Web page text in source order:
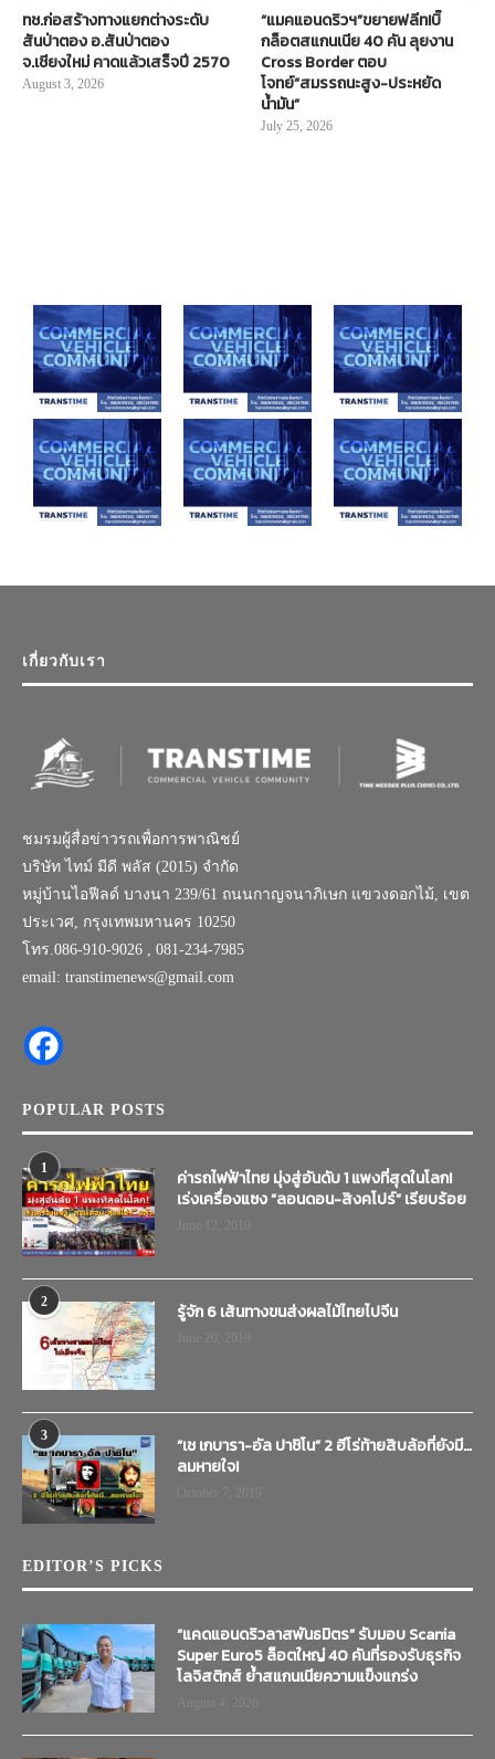
ทช.ก่อสร้างทางแยกต่างระดับ
สันป่าตอง อ.สันป่าตอง
จ.เชียงใหม่ คาดแล้วเสร็จปี 2570
August 3, 2026
“แมคแอนดริวฯ”ขยายฟลีท!บิ๊
กล็อตสแกนเนีย 40 คัน ลุยงาน
Cross Border ตอบ
โจทย์“สมรรถนะสูง-ประหยัด
น้ำมัน”
July 25, 2026
เกี่ยวกับเรา
ชมรมผู้สื่อข่าวรถเพื่อการพาณิชย์
บริษัท ไทม์ มีดี พลัส (2015) จำกัด
หมู่บ้านไอฟีลด์ บางนา 239/61 ถนนกาญจนาภิเษก แขวงดอกไม้, เขต
ประเวศ, กรุงเทพมหานคร 10250
โทร.086-910-9026 , 081-234-7985
email: transtimenews@gmail.com
POPULAR POSTS
1
ค่ารถไฟฟ้าไทย มุ่งสู่อันดับ 1 แพงที่สุดในโลก!
เร่งเครื่องแซง “ลอนดอน-สิงคโปร์” เรียบร้อย
2 รู้จัก 6 เส้นทางขนส่งผลไม้ไทยไปจีน
3
“เช เกบารา-อัล ปาชิโน” 2 ฮีโร่ท้ายสิบล้อที่ยังมี…
ลมหายใจ!
EDITOR’S PICKS
“แคดแอนดริวลาสพันธมิตร” รับมอบ Scania
Super Euro5 ล็อตใหญ่ 40 คันที่รองรับธุรกิจ
โลจิสติกส์ ย้ำสแกนเนียความแข็งแกร่ง